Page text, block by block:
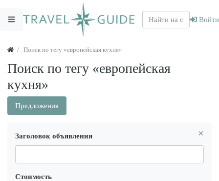
Войти
Поиск по тегу «европейская кухня»
Поиск по тегу «европейская
кухня»
Предложения
×
Заголовок объявления
Стоимость